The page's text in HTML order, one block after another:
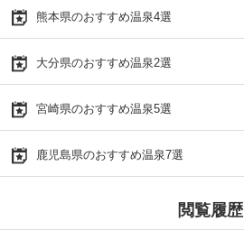
熊本県のおすすめ温泉4選
大分県のおすすめ温泉2選
宮崎県のおすすめ温泉5選
鹿児島県のおすすめ温泉7選
閲覧履歴